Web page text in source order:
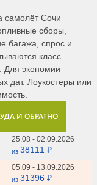
самолёт Сочи
сборы,
багажа, спрос и
класс
Для экономии
дат. Лоукостеры или
И ОБРАТНО
25.08 - 02.09.2026
из 38111 ₽
05.09 - 13.09.2026
из 31396 ₽